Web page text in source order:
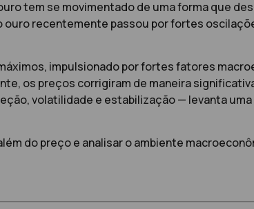
tem se movimentado de uma forma que
recentemente passou por fortes
impulsionado por fortes fatores
os preços corrigiram de maneira
volatilidade e estabilização — levanta
do preço e analisar o ambiente